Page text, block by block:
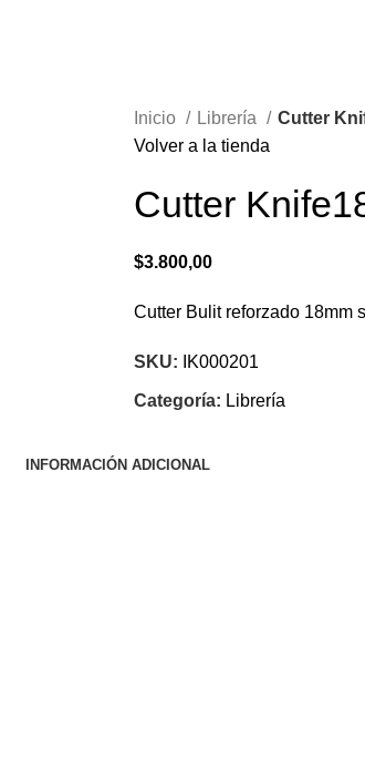
Inicio Librería
Cutter
Volver a la tienda
Cutter
$3.800,00
Cutter Bulit reforzado 18mm
SKU: IK000201
Categoría: Librería
INFORMACIÓN ADICIONAL